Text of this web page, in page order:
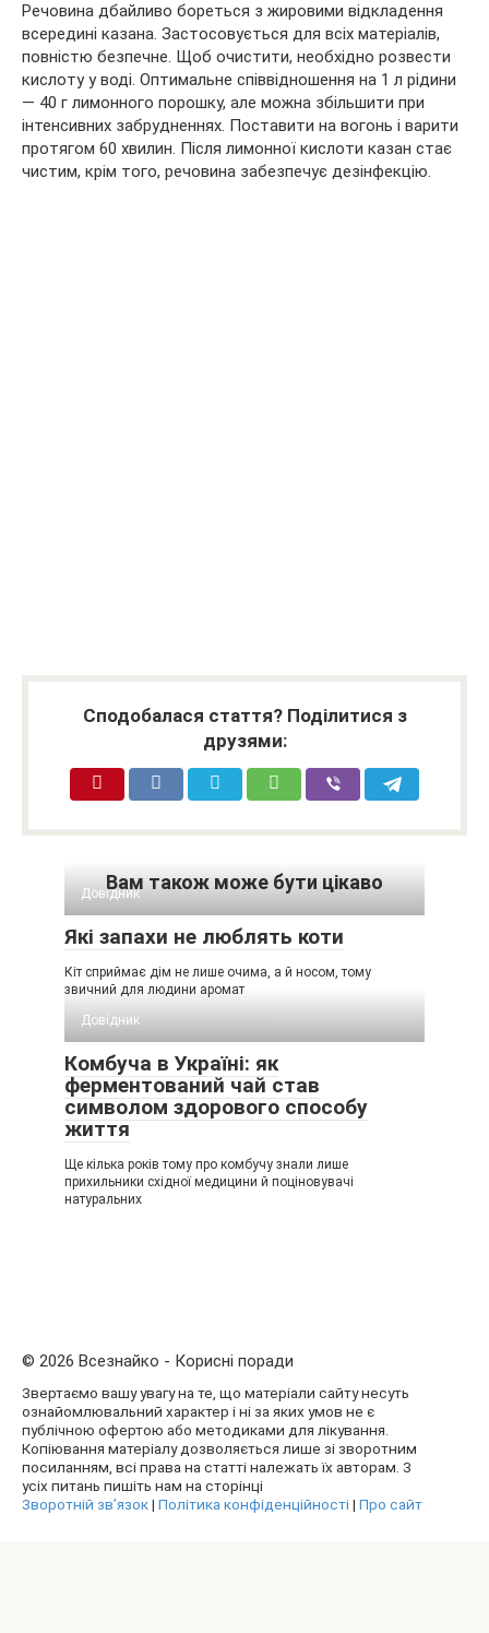
Речовина дбайливо бореться з жировими відкладення
всередині казана. Застосовується для всіх матеріалів,
повністю безпечне. Щоб очистити, необхідно розвести
кислоту у воді. Оптимальне співвідношення на 1 л рідини
— 40 г лимонного порошку, але можна збільшити при
інтенсивних забрудненнях. Поставити на вогонь і варити
протягом 60 хвилин. Після лимонної кислоти казан стає
чистим, крім того, речовина забезпечує дезінфекцію.
Сподобалася стаття? Поділитися з
друзями:
Вам також може бути цікаво
Довідник
Які запахи не люблять коти
Кіт сприймає дім не лише очима, а й носом, тому
звичний для людини аромат
Довідник
Комбуча в Україні: як
ферментований чай став
символом здорового способу
життя
Ще кілька років тому про комбучу знали лише
прихильники східної медицини й поціновувачі
натуральних
© 2026 Всезнайко - Корисні поради
Звертаємо вашу увагу на те, що матеріали сайту несуть
ознайомлювальний характер і ні за яких умов не є
публічною офертою або методиками для лікування.
Копіювання матеріалу дозволяється лише зі зворотним
посиланням, всі права на статті належать їх авторам. З
усіх питань пишіть нам на сторінці
Зворотній зв’язок| Політика конфіденційності| Про сайт